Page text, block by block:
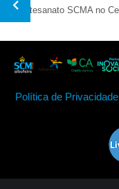
Política de Privacidade